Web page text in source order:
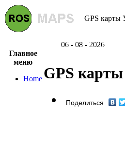
GPS карты
06 - 08 - 2026
Главное
меню
Home GPS
Поделиться